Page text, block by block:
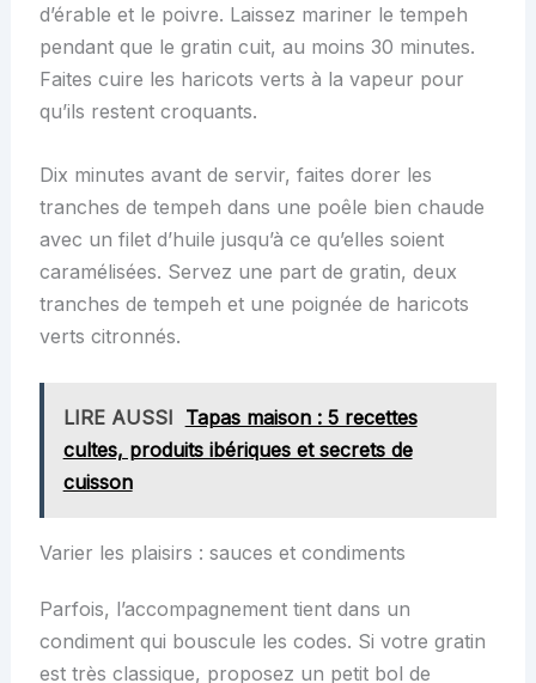
d’érable et le poivre. Laissez mariner le tempeh
pendant que le gratin cuit, au moins 30 minutes.
Faites cuire les haricots verts à la vapeur pour
qu’ils restent croquants.
Dix minutes avant de servir, faites dorer les
tranches de tempeh dans une poêle bien chaude
avec un filet d’huile jusqu’à ce qu’elles soient
caramélisées. Servez une part de gratin, deux
tranches de tempeh et une poignée de haricots
verts citronnés.
LIRE AUSSI Tapas maison : 5 recettes
cultes, produits ibériques et secrets de
cuisson
Varier les plaisirs : sauces et condiments
Parfois, l’accompagnement tient dans un
condiment qui bouscule les codes. Si votre gratin
est très classique, proposez un petit bol de